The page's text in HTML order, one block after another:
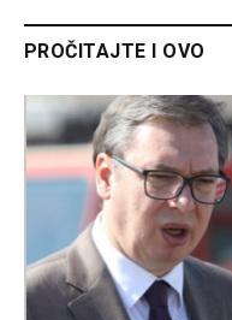
PROČITAJTE I OVO